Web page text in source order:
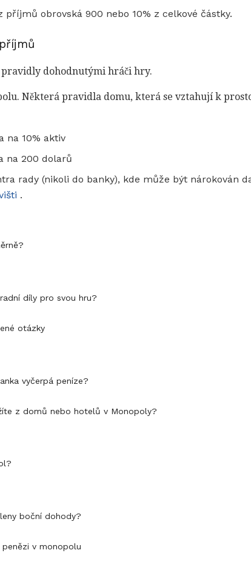
příjmů obrovská 900 nebo 10% z celkové částky.
dohodnutými hráči hry.
Některá pravidla domu, která se vztahují k
na 10% aktiv
na 200 dolarů
rady (nikoli do banky), kde může být nárokován
.
díly pro svou hru?
otázky
vyčerpá peníze?
z domů nebo hotelů v Monopoly?
boční dohody?
penězi v monopolu